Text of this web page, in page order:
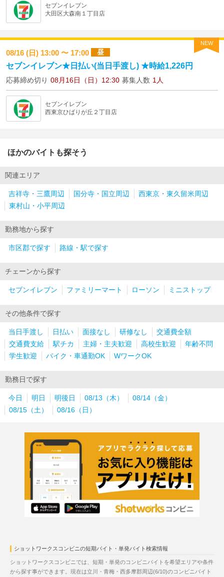
セブンイレブン
大田区大森南１丁目店
NEW
08/16 (日) 13:00 〜 17:00 昼
セブンイレブン★日払い(当日手渡し) ★時給1,226円
応募締め切り 08月16日（日）12:30 募集人数 1人
セブンイレブン
西東京ひばりが丘２丁目店
ほかのバイトも探そう
関連エリア
吉祥寺・三鷹周辺 国分寺・国立周辺
西東京・東久留米周辺
東村山・小平周辺
勤務地から探す
市区郡で探す 路線・駅で探す
チェーンから探す
セブンイレブン ファミリーマート ローソン ミニストップ
その他条件で探す
当日手渡し 日払い 面接なし 研修なし
交通費全額
交通費支給
駅チカ 主婦・主夫歓迎 高校生歓迎
年齢不問
学生歓迎
バイク・車通勤OK WワークOK
勤務日で探す
今日 明日 明後日 08/13（木）
08/14（金）
08/15（土）
08/16（日）
ショットワークスコンビニの短期バイト・単発バイト検索情報
ショットワークスコンビニでは、短期・単発のコンビニバイトを希望エリアや条件
から探す事ができます。現在は立川・青梅・西多摩郡周辺(6/10)のコンビニバイト